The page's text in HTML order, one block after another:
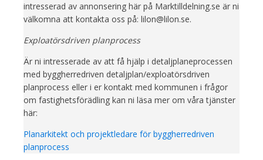
intresserad av annonsering här på Marktilldelning.se är ni
välkomna att kontakta oss på: lilon@lilon.se.
Exploatörsdriven planprocess
Är ni intresserade av att få hjälp i detaljplaneprocessen
med byggherredriven detaljplan/exploatörsdriven
planprocess eller i er kontakt med kommunen i frågor
om fastighetsförädling kan ni läsa mer om våra tjänster
här:
Planarkitekt och projektledare för byggherredriven
planprocess